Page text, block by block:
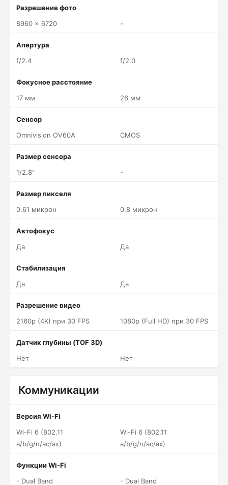
Разрешение фото
8960 x 6720
-
Апертура
f/2.4
f/2.0
Фокусное расстояние
17 мм
26 мм
Сенсор
Omnivision OV60A
CMOS
Размер сенсора
1/2.8"
-
Размер пикселя
0.61 микрон
0.8 микрон
Автофокус
Да
Да
Стабилизация
Да
Да
Разрешение видео
2160p (4K) при 30 FPS
1080p (Full HD) при 30 FPS
Датчик глубины (TOF 3D)
Нет
Нет
Коммуникации
Версия Wi-Fi
Wi-Fi 6 (802.11
a/b/g/n/ac/ax)
Wi-Fi 6 (802.11
a/b/g/n/ac/ax)
Функции Wi-Fi
- Dual Band
- Dual Band